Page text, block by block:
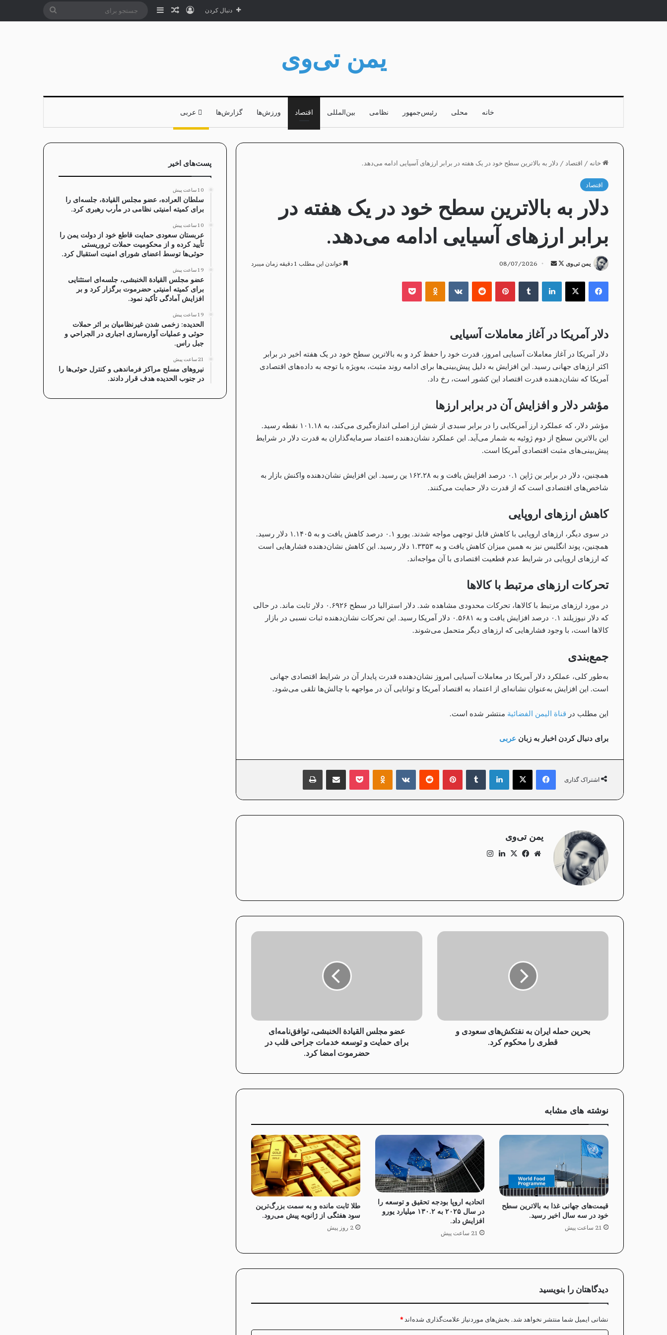
دنبال کردن ورودنوشته تصادفی
سایدبار
جستجو
یمن تی‌وی
خانه محلی رئیس‌جمهور نظامی بین‌المللی اقتصاد ورزش‌ها گزارش‌ها عربی
خانه / اقتصاد / دلار به بالاترین سطح خود در یک هفته در برابر ارزهای آسیایی ادامه می‌دهد.
اقتصاد
دلار به بالاترین سطح خود در یک هفته در
برابر ارزهای آسیایی ادامه می‌دهد.
یمن تی‌وی
Follow
ارسال08/07/2026 خواندن این مطلب 1 دقیقه زمان میبرد
فیس بوک X لینکدین ‫تامبلر ‫پین‌ترست‫رددیت ‫VKontakte
‫Odnoklassniki
پاکت
دلار آمریکا در آغاز معاملات آسیایی
دلار آمریکا در آغاز معاملات آسیایی امروز، قدرت خود را حفظ کرد و به بالاترین سطح خود در یک هفته اخیر در برابر
اکثر ارزهای جهانی رسید. این افزایش به دلیل پیش‌بینی‌ها برای ادامه روند مثبت، به‌ویژه با توجه به داده‌های اقتصادی
آمریکا که نشان‌دهنده قدرت اقتصاد این کشور است، رخ داد.
مؤشر دلار و افزایش آن در برابر ارزها
مؤشر دلار، که عملکرد ارز آمریکایی را در برابر سبدی از شش ارز اصلی اندازه‌گیری می‌کند، به ۱۰۱.۱۸ نقطه رسید.
این بالاترین سطح از دوم ژوئیه به شمار می‌آید. این عملکرد نشان‌دهنده اعتماد سرمایه‌گذاران به قدرت دلار در شرایط
پیش‌بینی‌های مثبت اقتصادی آمریکا است.
همچنین، دلار در برابر ین ژاپن ۰.۱ درصد افزایش یافت و به ۱۶۲.۲۸ ین رسید. این افزایش نشان‌دهنده واکنش بازار به
شاخص‌های اقتصادی است که از قدرت دلار حمایت می‌کنند.
کاهش ارزهای اروپایی
در سوی دیگر، ارزهای اروپایی با کاهش قابل توجهی مواجه شدند. یورو ۰.۱ درصد کاهش یافت و به ۱.۱۴۰۵ دلار رسید.
همچنین، پوند انگلیس نیز به همین میزان کاهش یافت و به ۱.۳۳۵۳ دلار رسید. این کاهش نشان‌دهنده فشارهایی است
که ارزهای اروپایی در شرایط عدم قطعیت اقتصادی با آن مواجه‌اند.
تحرکات ارزهای مرتبط با کالاها
در مورد ارزهای مرتبط با کالاها، تحرکات محدودی مشاهده شد. دلار استرالیا در سطح ۰.۶۹۲۶ دلار ثابت ماند. در حالی
که دلار نیوزیلند ۰.۱ درصد افزایش یافت و به ۰.۵۶۸۱ دلار آمریکا رسید. این تحرکات نشان‌دهنده ثبات نسبی در بازار
کالاها است، با وجود فشارهایی که ارزهای دیگر متحمل می‌شوند.
جمع‌بندی
به‌طور کلی، عملکرد دلار آمریکا در معاملات آسیایی امروز نشان‌دهنده قدرت پایدار آن در شرایط اقتصادی جهانی
است. این افزایش به‌عنوان نشانه‌ای از اعتماد به اقتصاد آمریکا و توانایی آن در مواجهه با چالش‌ها تلقی می‌شود.
این مطلب در قناة اليمن الفضائية منتشر شده است.
برای دنبال کردن اخبار به زبان عربی
اشتراک گذاری
فیس بوک X لینکدین ‫تامبلر ‫پین‌ترست‫رددیت ‫VKontakte
‫Odnoklassniki
پاکت اشتراک گذاری از طریق ایمیل چاپ
یمن تی‌وی
وبسایتفیسX لینکدین
بحرین
را
بحرین حمله ایران به نفتکش‌های سعودی و
قطری را محکوم کرد.
عضو
توسعه
عضو مجلس القيادة الخنبشی، توافق‌نامه‌ای
برای حمایت و توسعه خدمات جراحی قلب در
حضرموت امضا کرد.
نوشته های مشابه
قیمت‌های جهانی غذا به بالاترین سطح
خود در سه سال اخیر رسید.
21 ساعت پیش
اتحادیه اروپا بودجه تحقیق و توسعه را
در سال ۲۰۲۵ به ۱۳۰.۲ میلیارد یورو
افزایش داد.
21 ساعت پیش
طلا ثابت مانده و به سمت بزرگ‌ترین
سود هفتگی از ژانویه پیش می‌رود.
2 روز پیش
دیدگاهتان را بنویسید
نشانی ایمیل شما منتشر نخواهد شد. بخش‌های موردنیاز علامت‌گذاری شده‌اند*
پست‌های اخیر
10 ساعت پیش
سلطان العراده، عضو مجلس القيادة، جلسه‌ای را
برای کمیته امنیتی نظامی در مأرب رهبری کرد.
10 ساعت پیش
عربستان سعودی حمایت قاطع خود از دولت یمن را
تأیید کرده و از محکومیت حملات تروریستی
حوثی‌ها توسط اعضای شورای امنیت استقبال کرد.
19 ساعت پیش
عضو مجلس القيادة الخنبشی، جلسه‌ای استثنایی
برای کمیته امنیتی حضرموت برگزار کرد و بر
افزایش آمادگی تأکید نمود.
19 ساعت پیش
الحدیده: زخمی شدن غیرنظامیان بر اثر حملات
حوثی و عملیات آواره‌سازی اجباری در الجراحي و
جبل راس.
21 ساعت پیش
نیروهای مسلح مراکز فرماندهی و کنترل حوثی‌ها را
در جنوب الحدیده هدف قرار دادند.